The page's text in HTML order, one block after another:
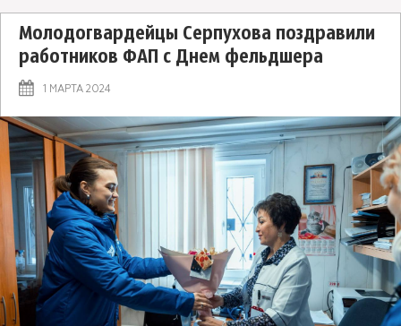
Молодогвардейцы Серпухова поздравили
работников ФАП с Днем фельдшера
1 МАРТА 2024